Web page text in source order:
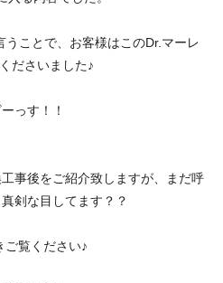
うことで、お客様はこのDr.マーレ
ださいました♪
っす！！
事後をご紹介致しますが、まだ呼
剣な目してます？？
ご覧ください♪